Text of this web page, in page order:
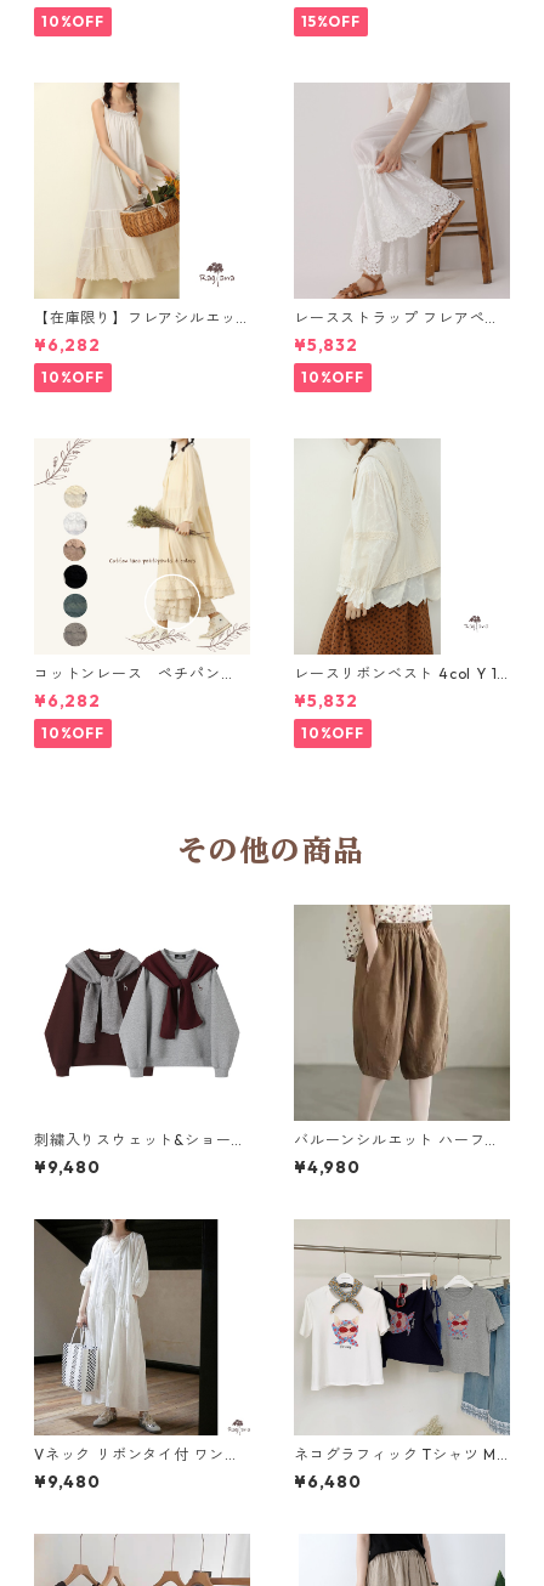
10%OFF 15%OFF
【在庫限り】フレアシルエッ
ト キャミワンピース 2col N
WP123
¥6,282
10%OFF
レースストラップ フレアペチ
パンツ Y 10925
¥5,832
10%OFF
コットンレース ペチパン
ツ 6 colors R2020131
¥6,282
10%OFF
レースリボンベスト 4col Y 111
15
¥5,832
10%OFF
その他の商品
刺繍入りスウェット&ショール
セット M 3col 250433
¥9,480
バルーンシルエット ハーフパ
ンツ 4col Y 260103
¥4,980
Vネック リボンタイ付 ワンピ
ース M 250182
¥9,480
ネコグラフィック Tシャツ M
3col 250211
¥6,480